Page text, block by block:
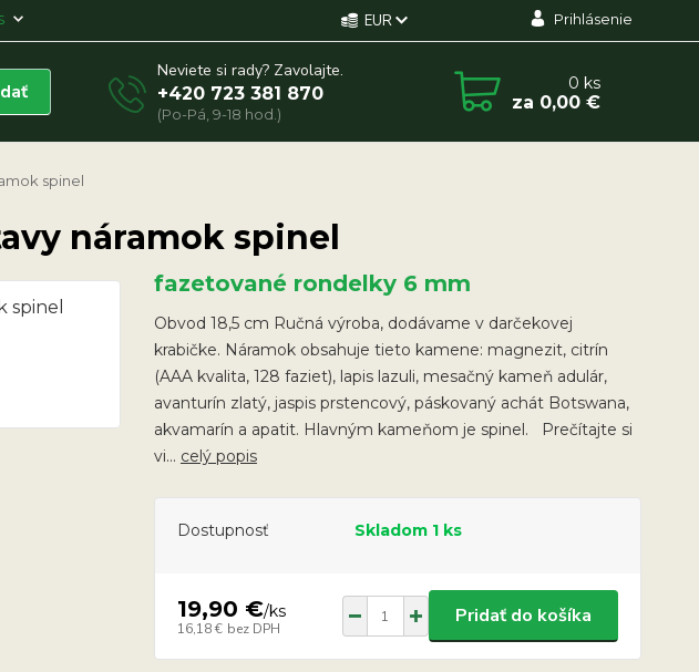
EUR Prihlásenie
Neviete si rady? Zavolajte.
+420 723 381 870
(Po-Pá, 9-18 hod.)
0 ks
za 0,00 €
spinel
náramok spinel
fazetované rondelky 6 mm
Obvod 18,5 cm Ručná výroba, dodávame v darčekovej
krabičke. Náramok obsahuje tieto kamene: magnezit, citrín
(AAA kvalita, 128 faziet), lapis lazuli, mesačný kameň adulár,
avanturín zlatý, jaspis prstencový, páskovaný achát Botswana,
akvamarín a apatit. Hlavným kameňom je spinel. Prečítajte si
vi... celý popis
Dostupnosť Skladom 1 ks
19,90 €/ks
16,18 € bez DPH
Pridať do košíka